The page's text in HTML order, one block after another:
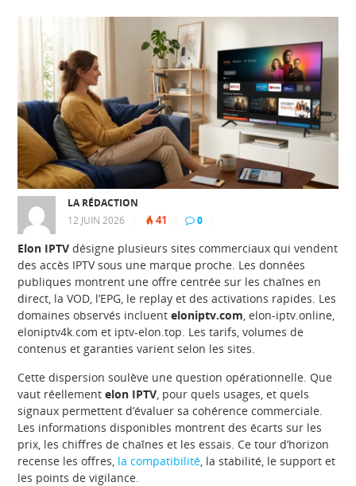
LA RÉDACTION
12 JUIN 2026
41 0
Elon IPTV désigne plusieurs sites commerciaux qui vendent
des accès IPTV sous une marque proche. Les données
publiques montrent une offre centrée sur les chaînes en
direct, la VOD, l’EPG, le replay et des activations rapides. Les
domaines observés incluenteloniptv.com, elon-iptv.online,
eloniptv4k.com et iptv-elon.top. Les tarifs, volumes de
contenus et garanties varient selon les sites.
Cette dispersion soulève une question opérationnelle. Que
vaut réellementelon IPTV, pour quels usages, et quels
signaux permettent d’évaluer sa cohérence commerciale.
Les informations disponibles montrent des écarts sur les
prix, les chiffres de chaînes et les essais. Ce tour d’horizon
recense les offres, la compatibilité, la stabilité, le support et
les points de vigilance.